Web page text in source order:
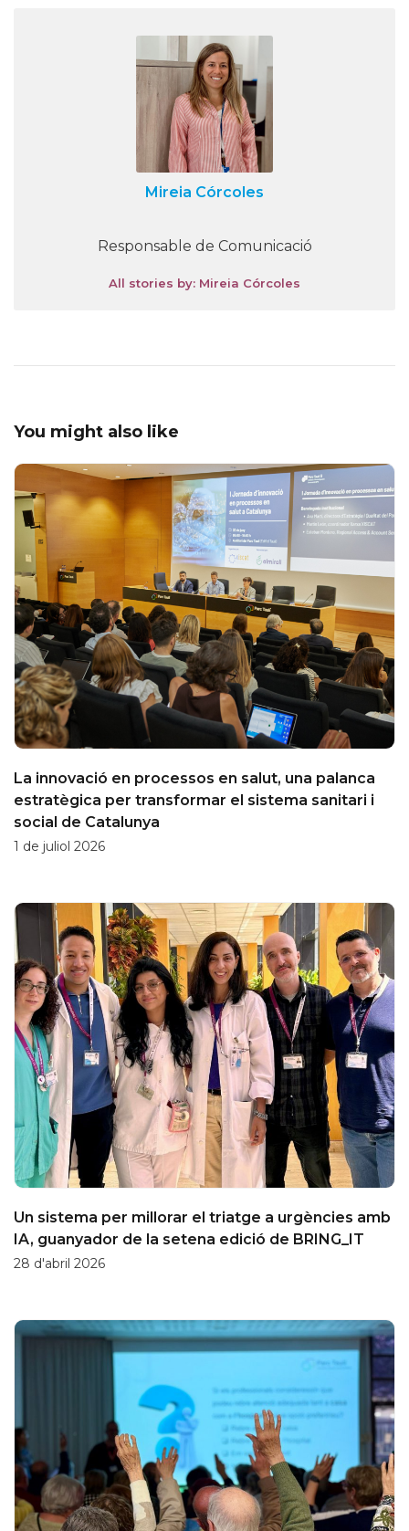
Mireia Córcoles
Responsable de Comunicació
All stories by: Mireia Córcoles
You might also like
La innovació en processos en salut, una palanca
estratègica per transformar el sistema sanitari i
social de Catalunya
1 de juliol 2026
Un sistema per millorar el triatge a urgències amb
IA, guanyador de la setena edició de BRING_IT
28 d'abril 2026